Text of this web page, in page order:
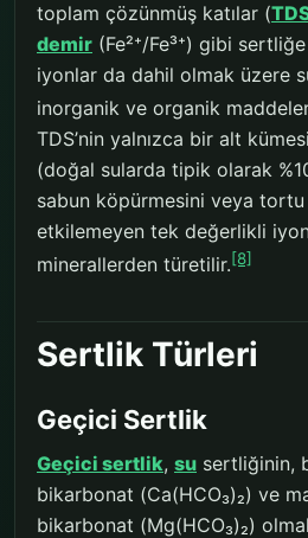
toplam çözünmüş katılar (
demir (Fe²⁺/Fe³⁺) gibi
iyonlar da dahil olmak üzere
inorganik ve organik
TDS’nin yalnızca bir alt
(doğal sularda tipik olarak
sabun köpürmesini veya tortu
etkilemeyen tek değerlikli
minerallerden türetilir.[8]
Sertlik Türleri
Geçici Sertlik
Geçici sertlik, su sertliğinin,
bikarbonat (Ca(HCO₃)₂) ve
bikarbonat (Mg(HCO₃)₂)